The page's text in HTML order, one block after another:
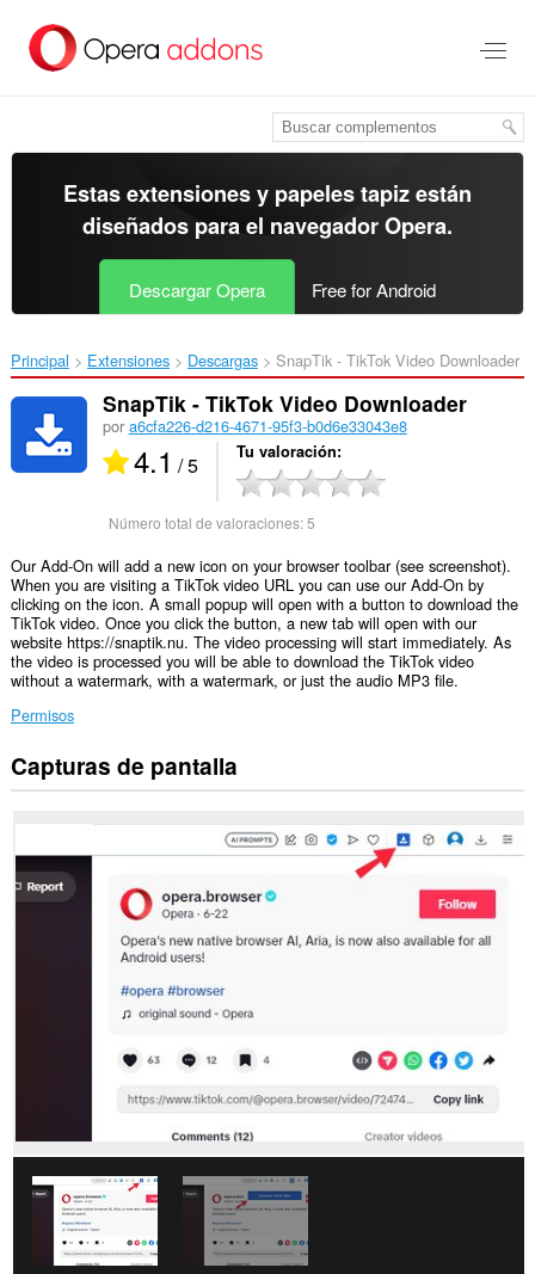
contenido
Estas extensiones y papeles tapiz están
diseñados para el navegador Opera.
Descargar Opera Free for Android
Principal Extensiones Descargas SnapTik - TikTok Video Downloader‎
SnapTik - TikTok Video Downloader
por a6cfa226-d216-4671-95f3-b0d6e33043e8
4.1 / 5 Tu valoración
Número total de valoraciones:5
Our Add-On will add a new icon on your browser toolbar (see screenshot).
When you are visiting a TikTok video URL you can use our Add-On by
clicking on the icon. A small popup will open with a button to download the
TikTok video. Once you click the button, a new tab will open with our
website https://snaptik.nu. The video processing will start immediately. As
the video is processed you will be able to download the TikTok video
without a watermark, with a watermark, or just the audio MP3 file.
Permisos
Esta
extensión
tus
datos
en
Capturas de pantalla